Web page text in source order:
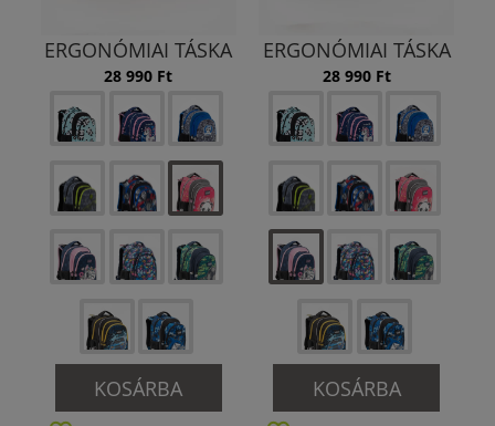
ERGONÓMIAI TÁSKA
28 990 Ft
KOSÁRBA
ERGONÓMIAI TÁSKA
28 990 Ft
KOSÁRBA